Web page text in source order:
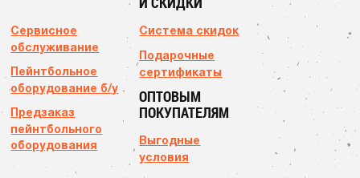
Сервисное
обслуживание
Пейнтбольное
оборудование б/у
Предзаказ
пейнтбольного
оборудования
Система скидок
Подарочные
сертификаты
ОПТОВЫМ
ПОКУПАТЕЛЯМ
Выгодные
условия